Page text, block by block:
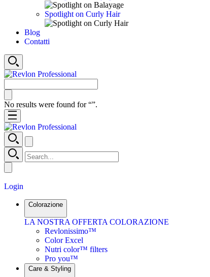
Spotlight on Curly Hair
Blog
Contatti
No results were found for “”.
Login
Colorazione
LA NOSTRA OFFERTA COLORAZIONE
Revlonissimo™
Color Excel
Nutri color™ filters
Pro you™
Care & Styling